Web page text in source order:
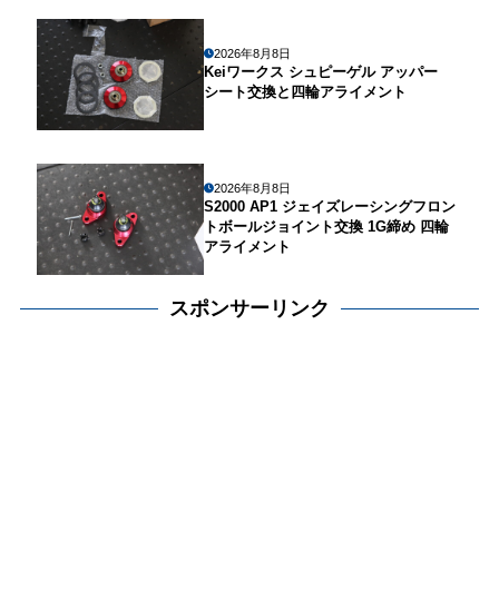
2026年8月8日
Keiワークス シュピーゲル アッパー
シート交換と四輪アライメント
2026年8月8日
S2000 AP1 ジェイズレーシングフロン
トボールジョイント交換 1G締め 四輪
アライメント
スポンサーリンク